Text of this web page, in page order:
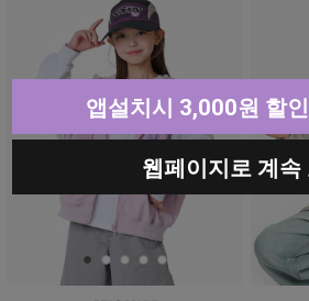
앱설치시 3,000원 할
웹페이지로 계속